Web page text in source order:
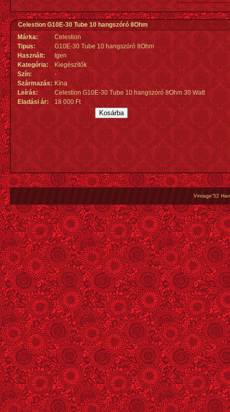
Celestion G10E-30 Tube 10 hangszóró 8Ohm
Márka:
Celestion
Tipus:
G10E-30 Tube 10 hangszóró 8Ohm
Használt:
Igen
Kategória:
Kiegészítők
Szín:
-
Származás: Kína
Leírás:
Celestion G10E-30 Tube 10 hangszóró 8Ohm 30 Watt
Eladási ár:
18 000 Ft
Vintage'52